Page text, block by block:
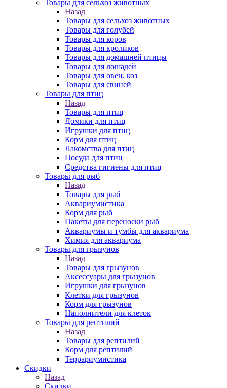
Товары для сельхоз животных
Назад
Товары для сельхоз животных
Товары для голубей
Товары для коров
Товары для кроликов
Товары для домашней птицы
Товары для лошадей
Товары для овец, коз
Товары для свиней
Товары для птиц
Назад
Товары для птиц
Домики для птиц
Игрушки для птиц
Корм для птиц
Лакомства для птиц
Посуда для птиц
Средства гигиены для птиц
Товары для рыб
Назад
Товары для рыб
Аквариумистика
Корм для рыб
Пакеты для переноски рыб
Аквариумы и тумбы для аквариума
Химия для аквариума
Товары для грызунов
Назад
Товары для грызунов
Аксессуары для грызунов
Игрушки для грызунов
Клетки для грызунов
Корм для грызунов
Наполнители для клеток
Товары для рептилий
Назад
Товары для рептилий
Корм для рептилий
Террариумистика
Скидки
Назад
Скидки